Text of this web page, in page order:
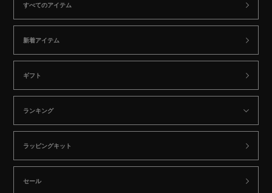
すべてのアイテム
新着アイテム
ギフト
ランキング
ラッピングキット
セール